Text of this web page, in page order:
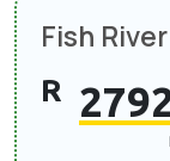
Fish River
R